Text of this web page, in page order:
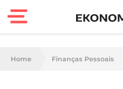
Finanças
Home Finanças Pessoais